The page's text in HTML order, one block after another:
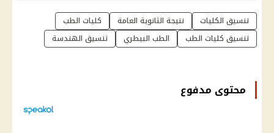
تنسيق الكليات نتيجة الثانوية العامة
كليات الطب
تنسيق كليات الطب
الطب البيطري تنسيق الهندسة
محتوى مدفوع